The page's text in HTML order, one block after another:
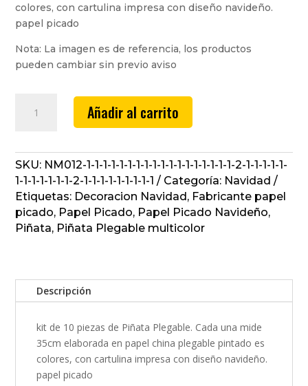
colores, con cartulina impresa con diseño navideño.
papel picado
Nota: La imagen es de referencia, los productos
pueden cambiar sin previo aviso
Picado,
Navideño
#4
cantidad
Añadir al carrito
SKU: NM012-1-1-1-1-1-1-1-1-1-1-1-1-1-1-1-1-1-1-2-1-1-1-1-1-
1-1-1-1-1-1-1-2-1-1-1-1-1-1-1-1-1
Categoría: Navidad
Etiquetas: Decoracion Navidad, Fabricante papel
picado, Papel Picado, Papel Picado Navideño,
Piñata, Piñata Plegable multicolor
Descripción
kit de 10 piezas de Piñata Plegable. Cada una mide
35cm elaborada en papel china plegable pintado es
colores, con cartulina impresa con diseño navideño.
papel picado